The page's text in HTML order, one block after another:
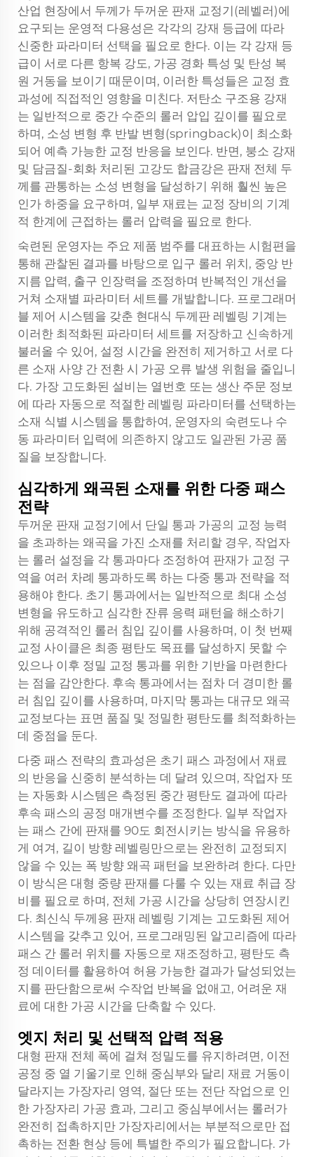
산업 현장에서 두께가 두꺼운 판재 교정기(레벨러)에
요구되는 운영적 다용성은 각각의 강재 등급에 따라
신중한 파라미터 선택을 필요로 한다. 이는 각 강재 등
급이 서로 다른 항복 강도, 가공 경화 특성 및 탄성 복
원 거동을 보이기 때문이며, 이러한 특성들은 교정 효
과성에 직접적인 영향을 미친다. 저탄소 구조용 강재
는 일반적으로 중간 수준의 롤러 압입 깊이를 필요로
하며, 소성 변형 후 반발 변형(springback)이 최소화
되어 예측 가능한 교정 반응을 보인다. 반면, 붕소 강재
및 담금질-회화 처리된 고강도 합금강은 판재 전체 두
께를 관통하는 소성 변형을 달성하기 위해 훨씬 높은
인가 하중을 요구하며, 일부 재료는 교정 장비의 기계
적 한계에 근접하는 롤러 압력을 필요로 한다.
숙련된 운영자는 주요 제품 범주를 대표하는 시험편을
통해 관찰된 결과를 바탕으로 입구 롤러 위치, 중앙 반
지름 압력, 출구 인장력을 조정하며 반복적인 개선을
거쳐 소재별 파라미터 세트를 개발합니다. 프로그래머
블 제어 시스템을 갖춘 현대식 두께판 레벨링 기계는
이러한 최적화된 파라미터 세트를 저장하고 신속하게
불러올 수 있어, 설정 시간을 완전히 제거하고 서로 다
른 소재 사양 간 전환 시 가공 오류 발생 위험을 줄입니
다. 가장 고도화된 설비는 열번호 또는 생산 주문 정보
에 따라 자동으로 적절한 레벨링 파라미터를 선택하는
소재 식별 시스템을 통합하여, 운영자의 숙련도나 수
동 파라미터 입력에 의존하지 않고도 일관된 가공 품
질을 보장합니다.
심각하게 왜곡된 소재를 위한 다중 패스
전략
두꺼운 판재 교정기에서 단일 통과 가공의 교정 능력
을 초과하는 왜곡을 가진 소재를 처리할 경우, 작업자
는 롤러 설정을 각 통과마다 조정하여 판재가 교정 구
역을 여러 차례 통과하도록 하는 다중 통과 전략을 적
용해야 한다. 초기 통과에서는 일반적으로 최대 소성
변형을 유도하고 심각한 잔류 응력 패턴을 해소하기
위해 공격적인 롤러 침입 깊이를 사용하며, 이 첫 번째
교정 사이클은 최종 평탄도 목표를 달성하지 못할 수
있으나 이후 정밀 교정 통과를 위한 기반을 마련한다
는 점을 감안한다. 후속 통과에서는 점차 더 경미한 롤
러 침입 깊이를 사용하며, 마지막 통과는 대규모 왜곡
교정보다는 표면 품질 및 정밀한 평탄도를 최적화하는
데 중점을 둔다.
다중 패스 전략의 효과성은 초기 패스 과정에서 재료
의 반응을 신중히 분석하는 데 달려 있으며, 작업자 또
는 자동화 시스템은 측정된 중간 평탄도 결과에 따라
후속 패스의 공정 매개변수를 조정한다. 일부 작업자
는 패스 간에 판재를 90도 회전시키는 방식을 유용하
게 여겨, 길이 방향 레벨링만으로는 완전히 교정되지
않을 수 있는 폭 방향 왜곡 패턴을 보완하려 한다. 다만
이 방식은 대형 중량 판재를 다룰 수 있는 재료 취급 장
비를 필요로 하며, 전체 가공 시간을 상당히 연장시킨
다. 최신식 두께용 판재 레벨링 기계는 고도화된 제어
시스템을 갖추고 있어, 프로그래밍된 알고리즘에 따라
패스 간 롤러 위치를 자동으로 재조정하고, 평탄도 측
정 데이터를 활용하여 허용 가능한 결과가 달성되었는
지를 판단함으로써 수작업 반복을 없애고, 어려운 재
료에 대한 가공 시간을 단축할 수 있다.
엣지 처리 및 선택적 압력 적용
대형 판재 전체 폭에 걸쳐 정밀도를 유지하려면, 이전
공정 중 열 기울기로 인해 중심부와 달리 재료 거동이
달라지는 가장자리 영역, 절단 또는 전단 작업으로 인
한 가장자리 가공 효과, 그리고 중심부에서는 롤러가
완전히 접촉하지만 가장자리에서는 부분적으로만 접
촉하는 전환 현상 등에 특별한 주의가 필요합니다. 가